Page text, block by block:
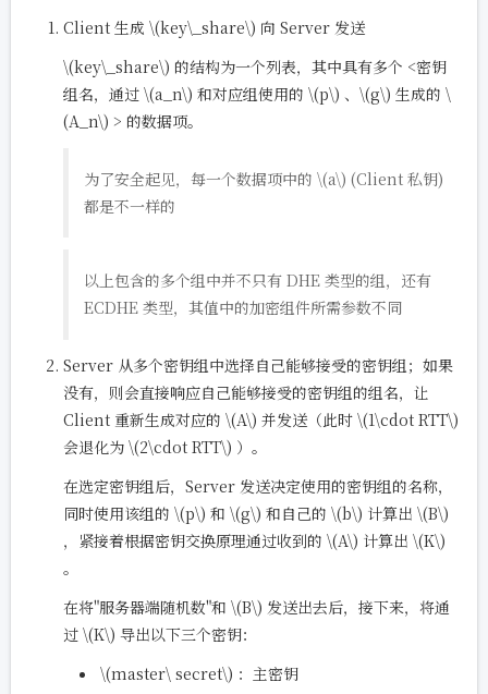
Client 生成 \(key\_share\) 向 Server 发送
\(key\_share\) 的结构为一个列表，其中具有多个 <密钥
组名，通过 \(a_n\) 和对应组使用的 \(p\) 、 \(g\) 生成的 \
(A_n\) > 的数据项。
为了安全起见，每一个数据项中的 \(a\) (Client 私钥)
都是不一样的
以上包含的多个组中并不只有 DHE 类型的组，还有
ECDHE 类型，其值中的加密组件所需参数不同
Server 从多个密钥组中选择自己能够接受的密钥组；如果
没有，则会直接响应自己能够接受的密钥组的组名，让
Client 重新生成对应的 \(A\) 并发送（此时 \(1\cdot RTT\)
会退化为 \(2\cdot RTT\) ）。
在选定密钥组后，Server 发送决定使用的密钥组的名称，
同时使用该组的 \(p\) 和 \(g\) 和自己的 \(b\) 计算出 \(B\)
，紧接着根据密钥交换原理通过收到的 \(A\) 计算出 \(K\)
。
在将"服务器端随机数"和 \(B\) 发送出去后，接下来，将通
过 \(K\) 导出以下三个密钥：
\(master\ secret\) ：主密钥